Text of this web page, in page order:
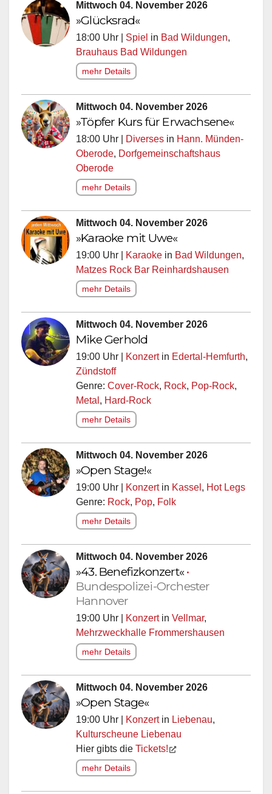
»Glücksrad«
18:00 Uhr | Spiel in Bad Wildungen
Brauhaus Bad Wildungen
mehr Details
Mittwoch 04. November 2026
»Töpfer Kurs für Erwachsene«
18:00 Uhr | Diverses in Hann. Münden-
Oberode Dorfgemeinschaftshaus
Oberode
mehr Details
Mittwoch 04. November 2026
»Karaoke mit Uwe«
19:00 Uhr | Karaoke in Bad Wildungen
Matzes Rock Bar Reinhardshausen
mehr Details
Mittwoch 04. November 2026
Mike Gerhold
19:00 Uhr | Konzertin Edertal-Hemfurth
Zündstoff
Genre: Cover-Rock Rock Pop-Rock
Metal Hard-Rock
mehr Details
Mittwoch 04. November 2026
»Open Stage!«
19:00 Uhr | Konzertin Kassel Hot Legs
Genre: Rock Pop Folk
mehr Details
Mittwoch 04. November 2026
»43. Benefizkonzert«•
Bundespolizei-Orchester
Hannover
19:00 Uhr | Konzertin Vellmar,
Mehrzweckhalle Frommershausen
mehr Details
Mittwoch 04. November 2026
»Open Stage«
19:00 Uhr | Konzertin Liebenau
Kulturscheune Liebenau
Hier gibts die Tickets!
mehr Details